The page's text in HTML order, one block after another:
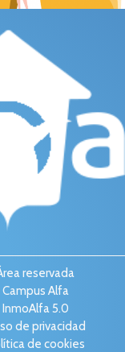
reservada
Campus Alfa
InmoAlfa 5.0
de privacidad
de cookies